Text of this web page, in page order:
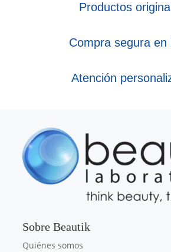
Productos
Compra segura en
Atención
Sobre Beautik
Quiénes somos